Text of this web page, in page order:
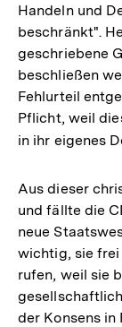
Handeln und
beschränkt".
geschriebene
beschließen
Fehlurteil
Pflicht, weil
in ihr eigenes
Aus dieser
und fällte die
neue
wichtig, sie frei
rufen, weil sie
der Konsens